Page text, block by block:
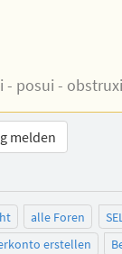
- posui - obstruxi
melden
alle Foren
erstellen